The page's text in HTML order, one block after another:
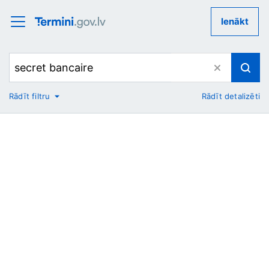
Ienākt
No
Rādīt filtru Rādīt detalizēti